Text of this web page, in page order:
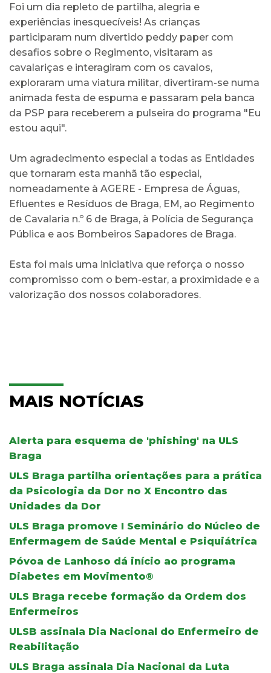
Foi um dia repleto de partilha, alegria e
experiências inesquecíveis! As crianças
participaram num divertido peddy paper com
desafios sobre o Regimento, visitaram as
cavalariças e interagiram com os cavalos,
exploraram uma viatura militar, divertiram-se numa
animada festa de espuma e passaram pela banca
da PSP para receberem a pulseira do programa "Eu
estou aqui".
Um agradecimento especial a todas as Entidades
que tornaram esta manhã tão especial,
nomeadamente à AGERE - Empresa de Águas,
Efluentes e Resíduos de Braga, EM, ao Regimento
de Cavalaria n.º 6 de Braga, à Polícia de Segurança
Pública e aos Bombeiros Sapadores de Braga.
Esta foi mais uma iniciativa que reforça o nosso
compromisso com o bem-estar, a proximidade e a
valorização dos nossos colaboradores.
MAIS NOTÍCIAS
Alerta para esquema de 'phishing' na ULS
Braga
ULS Braga partilha orientações para a prática
da Psicologia da Dor no X Encontro das
Unidades da Dor
ULS Braga promove I Seminário do Núcleo de
Enfermagem de Saúde Mental e Psiquiátrica
Póvoa de Lanhoso dá início ao programa
Diabetes em Movimento®
ULS Braga recebe formação da Ordem dos
Enfermeiros
ULSB assinala Dia Nacional do Enfermeiro de
Reabilitação
ULS Braga assinala Dia Nacional da Luta